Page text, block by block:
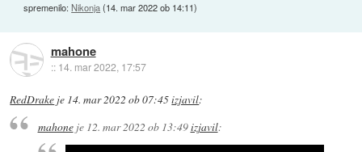
spremenilo:Nikonja(14. mar 2022 ob 14:11)
mahone
:: 14. mar 2022, 17:57
RedDrake je 14. mar 2022 ob 07:45izjavil:
mahoneje 12. mar 2022 ob 13:49izjavil: